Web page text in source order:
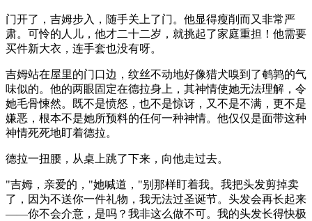
门开了，吉姆步入，随手关上了门。他显得瘦削而又非常严
肃。可怜的人儿，他才二十二岁，就挑起了家庭重担！他需要
买件新大衣，连手套也没有呀。
吉姆站在屋里的门口边，纹丝不动地好像猎犬嗅到了鹌鹑的气
味似的。他的两眼固定在德拉身上，其神情使她无法理解，令
她毛骨悚然。既不是愤怒，也不是惊讶，又不是不满，更不是
嫌恶，根本不是她所预料的任何一种神情。他仅仅是面带这种
神情死死地盯着德拉。
德拉一扭腰，从桌上跳了下来，向他走过去。
"吉姆，亲爱的，"她喊道，"别那样盯着我。我把头发剪掉卖
了，因为不送你一件礼物，我无法过圣诞节。头发会再长起来
——你不会介意，是吗？我非这么做不可。我的头发长得快极